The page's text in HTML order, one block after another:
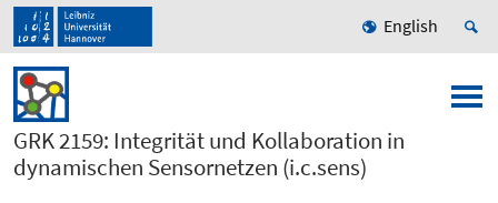
English
GRK 2159: Integrität und Kollaboration in
dynamischen Sensornetzen (i.c.sens)